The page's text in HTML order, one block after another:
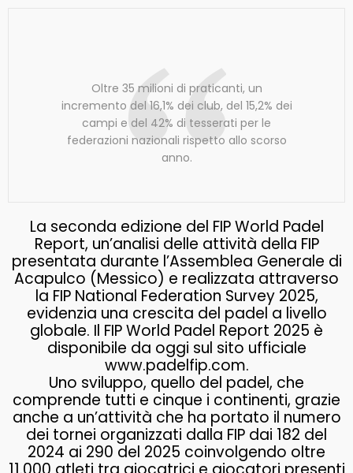
Oltre 35 milioni di praticanti, un
incremento del 16,1% dei club, del 15,2% dei
campi e del 42% di tesserati per le
federazioni nazionali rispetto allo scorso
anno.
La seconda edizione del FIP World Padel
Report, un’analisi delle attività della FIP
presentata durante l’Assemblea Generale di
Acapulco (Messico) e realizzata attraverso
la FIP National Federation Survey 2025,
evidenzia una crescita del padel a livello
globale. Il FIP World Padel Report 2025 è
disponibile da oggi sul sito ufficiale
www.padelfip.com.
Uno sviluppo, quello del padel, che
comprende tutti e cinque i continenti, grazie
anche a un’attività che ha portato il numero
dei tornei organizzati dalla FIP dai 182 del
2024 ai 290 del 2025 coinvolgendo oltre